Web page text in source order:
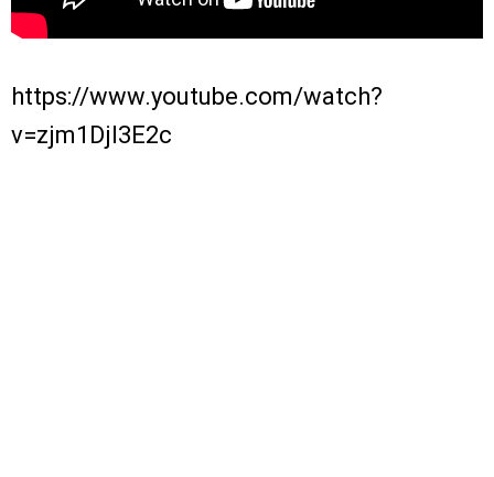
https://www.youtube.com/watch?
v=zjm1Djl3E2c